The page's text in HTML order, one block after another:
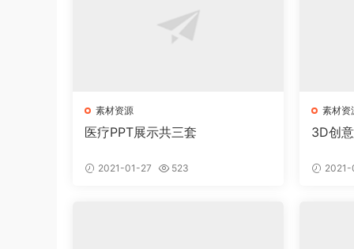
素材资源
医疗PPT展示共三套
2021-01-27 523
素材资
3D创